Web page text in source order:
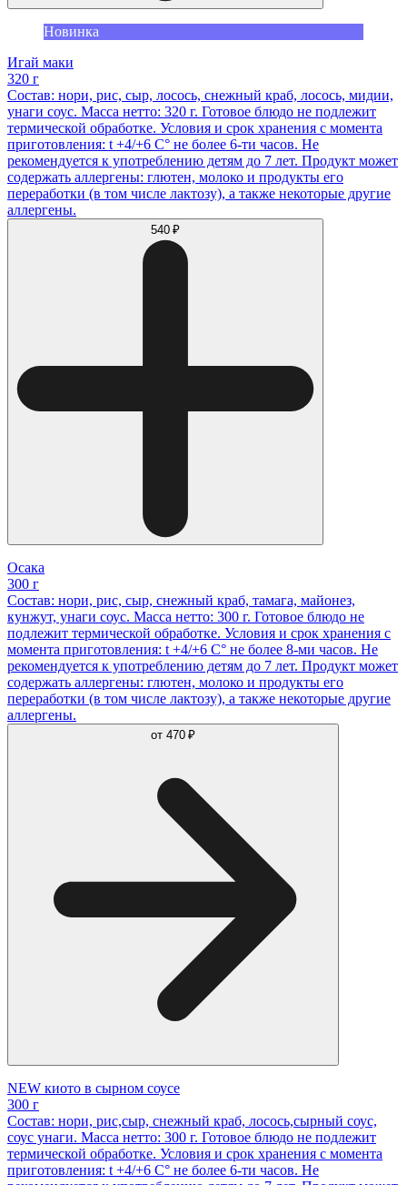
Новинка
Игай маки
320 г
Состав: нори, рис, сыр, лосось, снежный краб, лосось, мидии,
унаги соус. Масса нетто: 320 г. Готовое блюдо не подлежит
термической обработке. Условия и срок хранения с момента
приготовления: t +4/+6 С° не более 6-ти часов. Не
рекомендуется к употреблению детям до 7 лет. Продукт может
содержать аллергены: глютен, молоко и продукты его
переработки (в том числе лактозу), а также некоторые другие
аллергены.
540 ₽
Осака
300 г
Состав: нори, рис, сыр, снежный краб, тамага, майонез,
кунжут, унаги соус. Масса нетто: 300 г. Готовое блюдо не
подлежит термической обработке. Условия и срок хранения с
момента приготовления: t +4/+6 С° не более 8-ми часов. Не
рекомендуется к употреблению детям до 7 лет. Продукт может
содержать аллергены: глютен, молоко и продукты его
переработки (в том числе лактозу), а также некоторые другие
аллергены.
от 470 ₽
NEW киото в сырном соусе
300 г
Состав: нори, рис,сыр, снежный краб, лосось,сырный соус,
соус унаги. Масса нетто: 300 г. Готовое блюдо не подлежит
термической обработке. Условия и срок хранения с момента
приготовления: t +4/+6 С° не более 6-ти часов. Не